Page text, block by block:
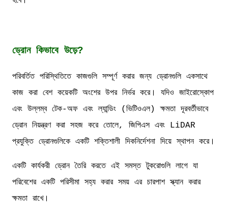
ড্রোন কিভাবে উড়ে?
পরিবর্তিত পরিস্থিতিতে কাজগুলি সম্পূর্ণ করার জন্য ড্রোনগুলি একসাথে
কাজ করা বেশ কয়েকটি অংশের উপর নির্ভর করে। যদিও জাইরোস্কোপ
এবং উল্লম্ব টেক-অফ এবং ল্যান্ডিং (ভিটিওএল) ক্ষমতা দূরবর্তীভাবে
ড্রোন নিয়ন্ত্রণ করা সহজ করে তোলে, জিপিএস এবং LiDAR
প্রযুক্তি ড্রোনগুলিকে একটি শক্তিশালী দিকনির্দেশনা দিয়ে স্থাপন করে।
একটি কার্যকরী ড্রোন তৈরি করতে এই সমস্ত টুকরোগুলি লাগে যা
পরিবেশের একটি পরিসীমা সহ্য করার সময় এর চারপাশ স্ক্যান করার
ক্ষমতা রাখে।